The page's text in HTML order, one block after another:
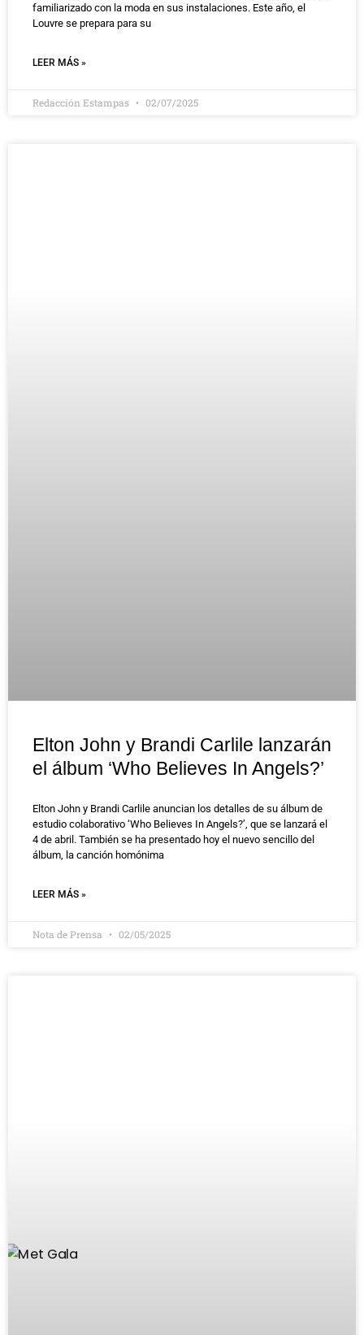
familiarizado con la moda en sus instalaciones. Este año, el
Louvre se prepara para su
LEER MÁS »
Redacción Estampas 02/07/2025
Elton John y Brandi Carlile lanzarán
el álbum ‘Who Believes In Angels?’
Elton John y Brandi Carlile anuncian los detalles de su álbum de
estudio colaborativo ‘Who Believes In Angels?’, que se lanzará el
4 de abril. También se ha presentado hoy el nuevo sencillo del
álbum, la canción homónima
LEER MÁS »
Nota de Prensa 02/05/2025